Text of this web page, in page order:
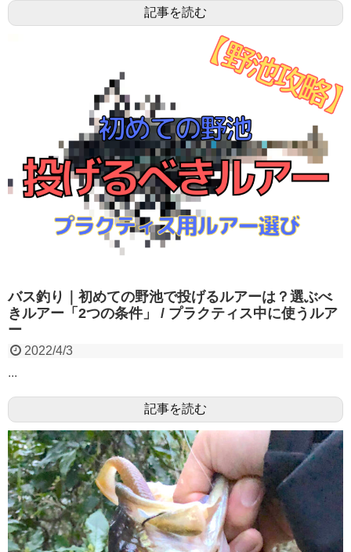
記事を読む
バス釣り｜初めての野池で投げるルアーは？選ぶべ
きルアー「2つの条件」 / プラクティス中に使うルア
ー
2022/4/3
...
記事を読む